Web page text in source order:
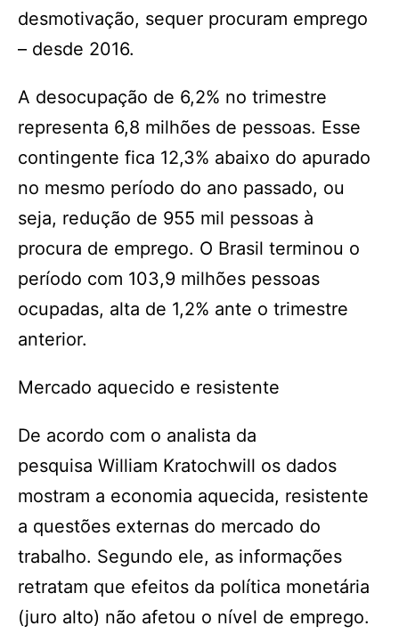
desmotivação, sequer procuram emprego
– desde 2016.
A desocupação de 6,2% no trimestre
representa 6,8 milhões de pessoas. Esse
contingente fica 12,3% abaixo do apurado
no mesmo período do ano passado, ou
seja, redução de 955 mil pessoas à
procura de emprego. O Brasil terminou o
período com 103,9 milhões pessoas
ocupadas, alta de 1,2% ante o trimestre
anterior.
Mercado aquecido e resistente
De acordo com o analista da
pesquisa William Kratochwill os dados
mostram a economia aquecida, resistente
a questões externas do mercado do
trabalho. Segundo ele, as informações
retratam que efeitos da política monetária
(juro alto) não afetou o nível de emprego.